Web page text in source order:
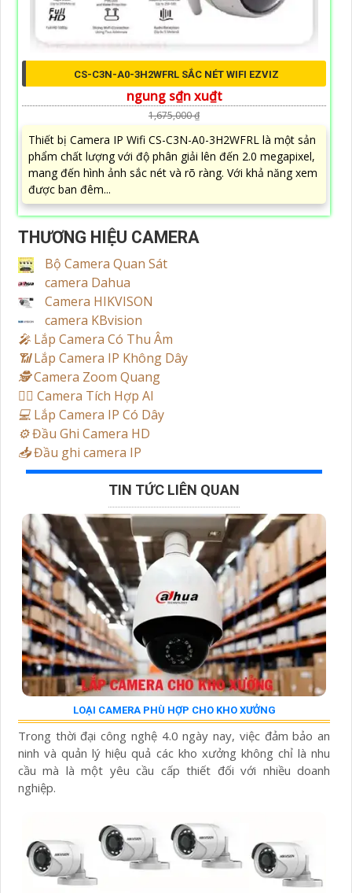
CS-C3N-A0-3H2WFRL SẮC NÉT WIFI EZVIZ
ngung s₫n xu₫t
1,675,000 ₫
Thiết bị Camera IP Wifi CS-C3N-A0-3H2WFRL là một sản
phẩm chất lượng với độ phân giải lên đến 2.0 megapixel,
mang đến hình ảnh sắc nét và rõ ràng. Với khả năng xem
được ban đêm...
THƯƠNG HIỆU CAMERA
Bộ Camera Quan Sát
camera Dahua
Camera HIKVISON
camera KBvision
️🎤️ Lắp Camera Có Thu Âm
📶Lắp Camera IP Không Dây
🕵️Camera Zoom Quang
🧛‍♀️ Camera Tích Hợp AI
💻 Lắp Camera IP Có Dây
⚙️Đầu Ghi Camera HD
📥Đầu ghi camera IP
TIN TỨC LIÊN QUAN
LOẠI CAMERA PHÙ HỢP CHO KHO XƯỞNG
Trong thời đại công nghệ 4.0 ngày nay, việc đảm bảo an
ninh và quản lý hiệu quả các kho xưởng không chỉ là nhu
cầu mà là một yêu cầu cấp thiết đối với nhiều doanh
nghiệp.